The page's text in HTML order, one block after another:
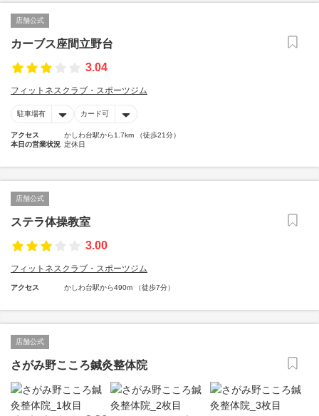
店舗公式
カーブス座間立野台
3.04
フィットネスクラブ・スポーツジム
駐車場有 カード可
アクセス
かしわ台駅から1.7km （徒歩21分）
本日の営業状況 定休日
店舗公式
ステラ体操教室
3.00
フィットネスクラブ・スポーツジム
アクセス かしわ台駅から490m （徒歩7分）
店舗公式
さがみ野こころ鍼灸整体院